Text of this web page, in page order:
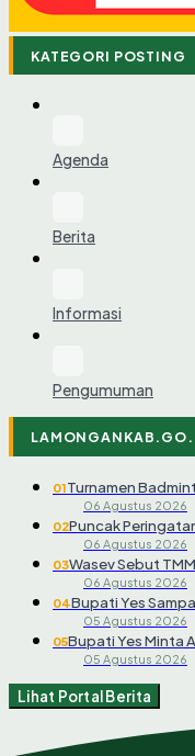
KATEGORI POSTING
Agenda
Berita
Informasi
Pengumuman
01Turnamen
06 Agustus 2026
02Puncak
06 Agustus 2026
03Wasev Sebut
06 Agustus 2026
04Bupati Yes
05 Agustus 2026
05Bupati Yes Minta
05 Agustus 2026
Lihat Portal Berita